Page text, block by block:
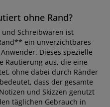
ohne Rand?
Schreibwaren ist
ein unverzichtbares
Dieses spezielle
Rautierung aus, die eine
ohne dabei durch Ränder
dass der gesamte
und Skizzen genutzt
täglichen Gebrauch in